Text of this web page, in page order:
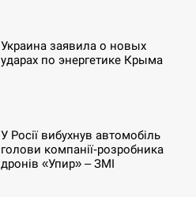
Украина заявила о новых
ударах по энергетике Крыма
У Росії вибухнув автомобіль
голови компанії-розробника
дронів «Упир» – ЗМІ